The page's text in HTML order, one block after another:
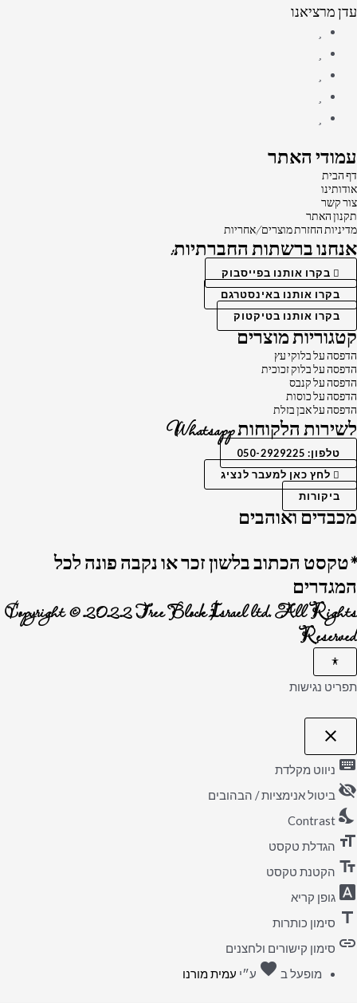
עדן מרציאנו
עמודי האתר
דף הבית
אודותינו
צור קשר
תקנון האתר
מדיניות החזרת מוצרים/אחריות
אנחנו ברשתות החברתיות:
בקרו אותנו בפייסבוק
בקרו אותנו באינסטרגם
בקרו אותנו בטיקטוק
קטגוריות מוצרים
הדפסה על בלוקי עץ
הדפסה על בלוק זכוכית
הדפסה על קנבס
הדפסה על כוסות
הדפסה על אבן בזלת
לשירות הלקוחות Whatsapp
טלפון: 050-2929225
לחץ כאן למעבר לנציג
ביקורות
מכבדים ואוהבים
*טקסט הכתוב בלשון זכר או נקבה פונה לכל
המגדרים
Copyright © 2022 Tree Block Israel ltd. All Rights
Reserved
תפריט נגישות
close
פתיחה
של
הנגישות
keyboard ניווט מקלדת
visibility_off ביטול אנימציות / הבהובים
nights_stay
Contrast
format_size הגדלת טקסט
text_fields הקטנת טקסט
font_download גופן קריא
title סימון כותרות
link סימון קישורים ולחצנים
מופעל ב favorite אהבה
ע״י עמית מורנו